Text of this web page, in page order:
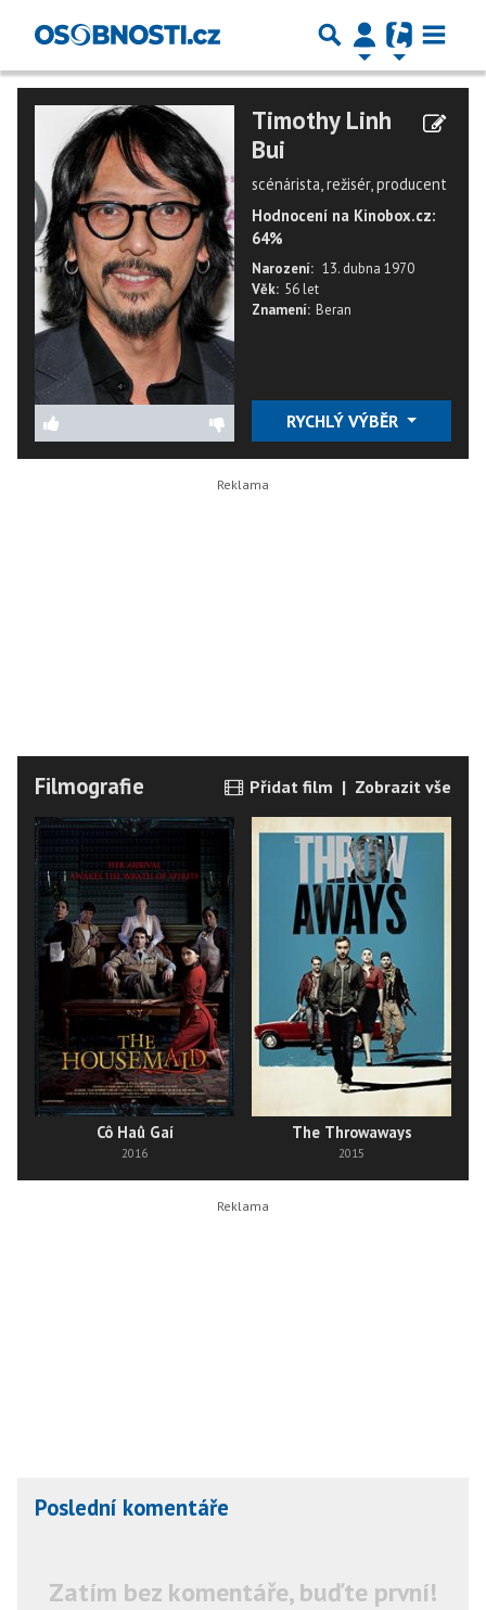
Timothy Linh
Bui
scénárista, režisér, producent
Hodnocení na Kinobox.cz:
64%
Narození: 13. dubna 1970
Věk: 56 let
Znamení: Beran
RYCHLÝ VÝBĚR
Filmografie Přidat film | Zobrazit vše
Cô Haû Gaí
2016
The Throwaways
2015
Poslední komentáře
Zatím bez komentáře, buďte první!